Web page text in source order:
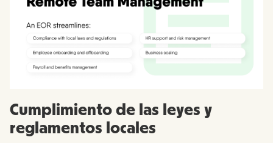
Cumplimiento de las leyes y
reglamentos locales